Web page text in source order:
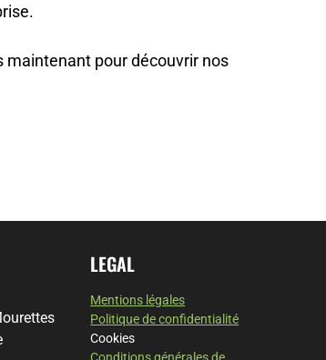
maintenant pour découvrir nos
LEGAL
Mentions légales
Politique de confidentialité
Cookies